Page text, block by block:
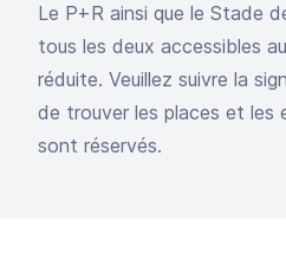
Le P+R ainsi que le Stade
tous les deux accessibles
réduite. Veuillez suivre la
de trouver les places et les
sont réservés.